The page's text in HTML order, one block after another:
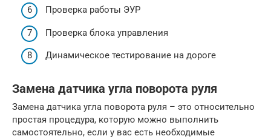
Проверка работы ЭУР
Проверка блока управления
Динамическое тестирование на дороге
Замена датчика угла поворота руля
Замена датчика угла поворота руля – это относительно
простая процедура, которую можно выполнить
самостоятельно, если у вас есть необходимые